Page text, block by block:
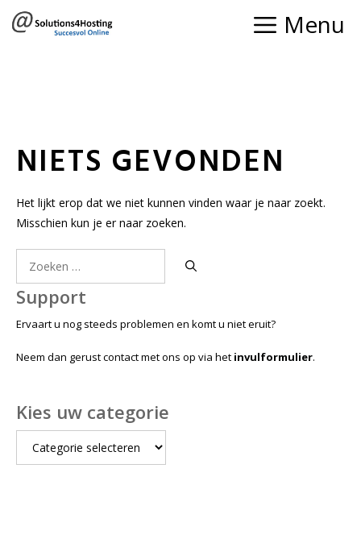
naar
Menu
NIETS GEVONDEN
Het lijkt erop dat we niet kunnen vinden waar je naar zoekt.
Misschien kun je er naar zoeken.
Support
Ervaart u nog steeds problemen en komt u niet eruit?
Neem dan gerust contact met ons op via het invulformulier.
Kies uw categorie